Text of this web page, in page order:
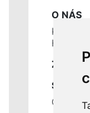
O NÁS
Kontakty
Historie
SLUŽBY
Ceník